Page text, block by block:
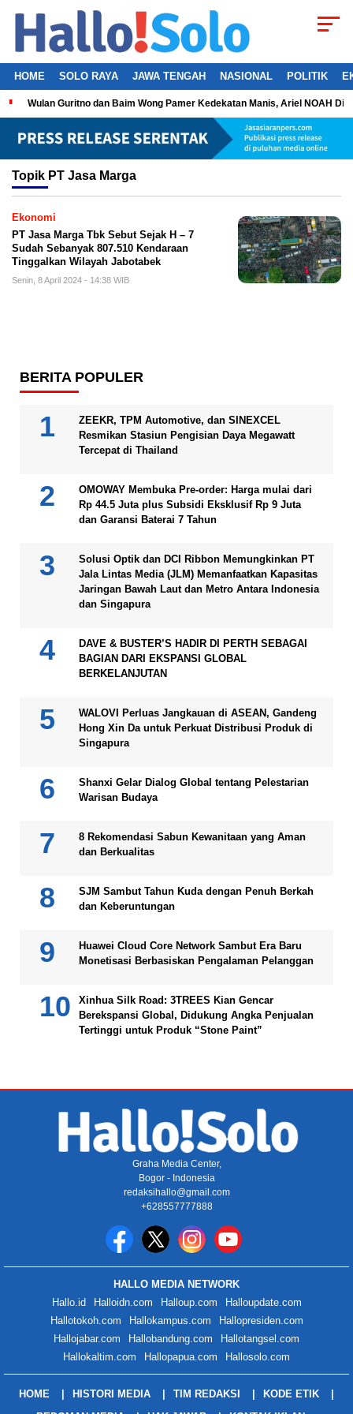
HOME SOLO RAYA JAWA TENGAH NASIONAL POLITIK
Wulan Guritno dan Baim Wong Pamer Kedekatan Manis, Ariel NOAH
Topik PT Jasa Marga
Ekonomi
PT Jasa Marga Tbk Sebut Sejak H – 7
Sudah Sebanyak 807.510 Kendaraan
Tinggalkan Wilayah Jabotabek
Senin, 8 April 2024 - 14:38 WIB
BERITA POPULER
ZEEKR, TPM Automotive, dan SINEXCEL
Resmikan Stasiun Pengisian Daya Megawatt
Tercepat di Thailand
OMOWAY Membuka Pre-order: Harga mulai dari
Rp 44.5 Juta plus Subsidi Eksklusif Rp 9 Juta
dan Garansi Baterai 7 Tahun
Solusi Optik dan DCI Ribbon Memungkinkan PT
Jala Lintas Media (JLM) Memanfaatkan Kapasitas
Jaringan Bawah Laut dan Metro Antara Indonesia
dan Singapura
DAVE & BUSTER’S HADIR DI PERTH SEBAGAI
BAGIAN DARI EKSPANSI GLOBAL
BERKELANJUTAN
WALOVI Perluas Jangkauan di ASEAN, Gandeng
Hong Xin Da untuk Perkuat Distribusi Produk di
Singapura
Shanxi Gelar Dialog Global tentang Pelestarian
Warisan Budaya
8 Rekomendasi Sabun Kewanitaan yang Aman
dan Berkualitas
SJM Sambut Tahun Kuda dengan Penuh Berkah
dan Keberuntungan
Huawei Cloud Core Network Sambut Era Baru
Monetisasi Berbasiskan Pengalaman Pelanggan
Xinhua Silk Road: 3TREES Kian Gencar
Berekspansi Global, Didukung Angka Penjualan
Tertinggi untuk Produk “Stone Paint”
Graha Media Center,
Bogor - Indonesia
redaksihallo@gmail.com
+628557777888
HALLO MEDIA NETWORK
Hallo.id
Halloidn.com Halloup.com
Halloupdate.com
Hallotokoh.com
Hallokampus.com
Hallopresiden.com
Hallojabar.com
Hallobandung.com
Hallotangsel.com
Hallokaltim.com
Hallopapua.com Hallosolo.com
HOME HISTORI MEDIA TIM REDAKSI
KODE ETIK